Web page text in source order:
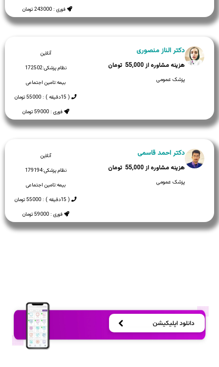
فوری : 243000 تومان
آنلاین
نظام پزشکی:172502
بیمه:تامین اجتماعی
( 15دقیقه ) : 55000 تومان
فوری : 59000 تومان
دکتر الناز منصوری
55,000
پزشک عمومی
آنلاین
نظام پزشکی:179194
بیمه:تامین اجتماعی
( 15دقیقه ) : 55000 تومان
فوری : 59000 تومان
دکتر احمد قاسمی
55,000
پزشک عمومی